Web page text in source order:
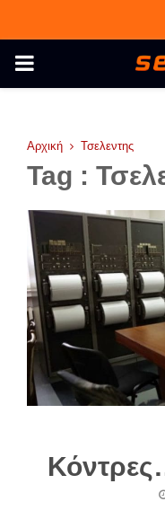
PRIMARY
Αρχική Τσελεντης
Tag :